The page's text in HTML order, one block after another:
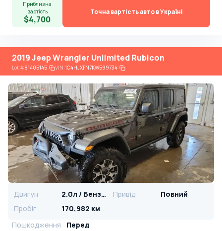
Приблизна
вартість
$4,700
Точна вартість авто в Україні
2019 Jeep Wrangler Unlimited Rubicon
Lot#81405145 VIN:1C4HJXFN7KW599734
Двигун 2.0л / Бензин Привід
Повний
Пробіг
170,982 км
Пошкодження
Перед